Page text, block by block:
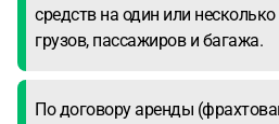
средств на один или
грузов, пассажиров и багажа.
По договору аренды